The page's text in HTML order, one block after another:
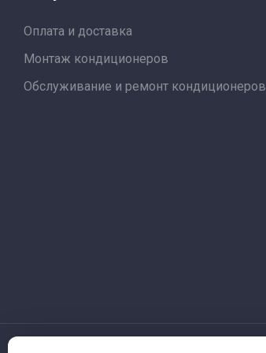
Оплата и доставка
Монтаж кондиционеров
Обслуживание и ремонт кондиционеров